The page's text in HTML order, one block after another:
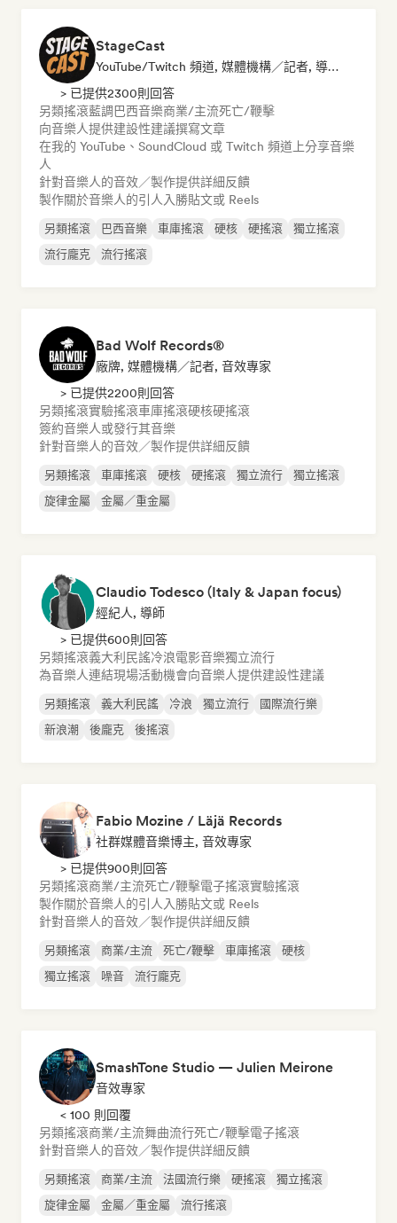
StageCast
YouTube/Twitch 頻道, 媒體機構／記者, 導師, 社群媒體音樂博主, 音效專家
> 已提供2300則回答
另類搖滾藍調 巴西音樂商業/主流死亡/鞭擊
向音樂人提供建設性建議撰寫文章
在我的 YouTube、SoundCloud 或 Twitch 頻道上分享音樂
人
針對音樂人的音效／製作提供詳細反饋
製作關於音樂人的引人入勝貼文或 Reels
另類搖滾 巴西音樂 車庫搖滾 硬核 硬搖滾
獨立搖滾
流行龐克
流行搖滾
Bad Wolf Records®
廠牌, 媒體機構／記者, 音效專家
> 已提供2200則回答
另類搖滾實驗搖滾車庫搖滾硬核硬搖滾
簽約音樂人或發行其音樂
針對音樂人的音效／製作提供詳細反饋
另類搖滾 車庫搖滾 硬核 硬搖滾 獨立流行
獨立搖滾
旋律金屬
金屬／重金屬
Claudio Todesco (Italy & Japan focus)
經紀人, 導師
> 已提供600則回答
另類搖滾義大利民謠冷浪電影音樂獨立流行
為音樂人連結現場活動機會向音樂人提供建設性建議
另類搖滾 義大利民謠 冷浪 獨立流行
國際流行樂
新浪潮
後龐克 後搖滾
Fabio Mozine / Läjä Records
社群媒體音樂博主, 音效專家
> 已提供900則回答
另類搖滾商業/主流死亡/鞭擊電子搖滾實驗搖滾
製作關於音樂人的引人入勝貼文或 Reels
針對音樂人的音效／製作提供詳細反饋
另類搖滾 商業/主流 死亡/鞭擊 車庫搖滾
硬核
獨立搖滾
噪音 流行龐克
SmashTone Studio — Julien Meirone
音效專家
< 100 則回覆
另類搖滾商業/主流舞曲流行死亡/鞭擊電子搖滾
針對音樂人的音效／製作提供詳細反饋
另類搖滾 商業/主流 法國流行樂 硬搖滾
獨立搖滾
旋律金屬
金屬／重金屬 流行搖滾